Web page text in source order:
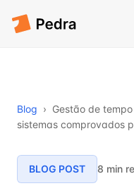
Blog › Gestão de
sistemas comprovados
BLOG POST 8 min